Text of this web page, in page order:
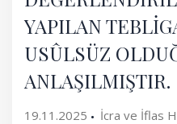
YAPILAN
USÛLSÜZ
ANLAŞILMIŞTIR.
19.11.2025 İcra ve İflas